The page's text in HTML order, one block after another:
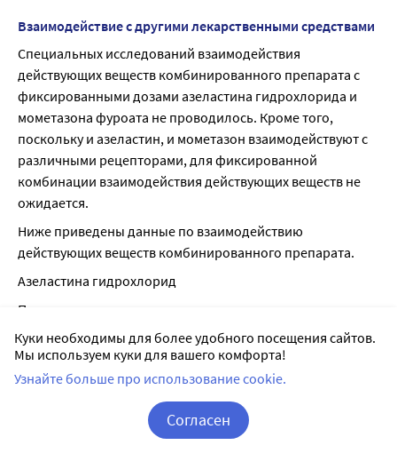
Взаимодействие с другими лекарственными средствами
Специальных исследований взаимодействия
действующих веществ комбинированного препарата с
фиксированными дозами азеластина гидрохлорида и
мометазона фуроата не проводилось. Кроме того,
поскольку и азеластин, и мометазон взаимодействуют с
различными рецепторами, для фиксированной
комбинации взаимодействия действующих веществ не
ожидается.
Ниже приведены данные по взаимодействию
действующих веществ комбинированного препарата.
Азеластина гидрохлорид
При интраназальном применении азеластина
гидрохлорида не выявлено клинически значимого
взаимодействия с другими лекарственными средствами.
Мометазона фуроат
Комбинированная терапия с лоратадином хорошо
переносилась пациентами. При этом не было отмечено
Куки необходимы для более удобного посещения сайтов.
Мы используем куки для вашего комфорта!
Узнайте больше про использование cookie.
Согласен